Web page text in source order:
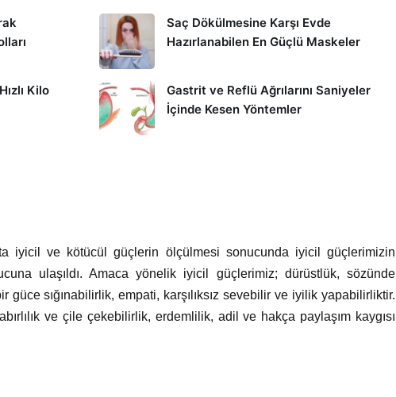
Saç Dökülmesine Karşı Evde
Hazırlanabilen En Güçlü Maskeler
Kilo
Gastrit ve Reflü Ağrılarını Saniyeler
İçinde Kesen Yöntemler
iyicil ve kötücül güçlerin ölçülmesi sonucunda iyicil güçlerimizin
ulaşıldı. Amaca yönelik iyicil güçlerimiz; dürüstlük, sözünde
sığınabilirlik, empati, karşılıksız sevebilir ve iyilik yapabilirliktir.
ve çile çekebilirlik, erdemlilik, adil ve hakça paylaşım kaygısı